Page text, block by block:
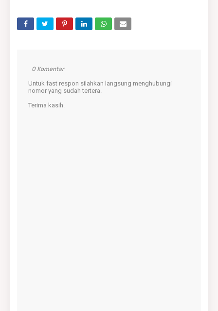
0 Komentar
Untuk fast respon silahkan langsung menghubungi
nomor yang sudah tertera.
Terima kasih.